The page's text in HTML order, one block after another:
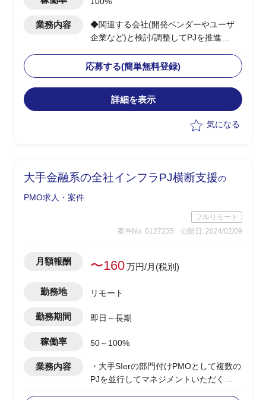
業務内容
◆関連する会社(開発ベンダーやユーザ
企業など)と検討/調整してPJを推進
のPMOを担当する
・全体としては複数年で開発する大規模
なPJ。
応募する(簡単無料登録)
詳細を表示
気になる
大手金融系の全社インフラPJ横断支援の
PMO求人・案件
フルリモート
案件No. 0127235
公開日: 2024/02/09
月額報酬 〜160万円/月(税別)
勤務地 リモート
勤務期間 即日～長期
稼働率 50～100%
業務内容
・大手SIerの部門付けPMOとして複数の
PJを並行してマネジメントいただく